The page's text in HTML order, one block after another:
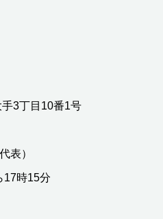
3丁目10番1号
表）
時15分